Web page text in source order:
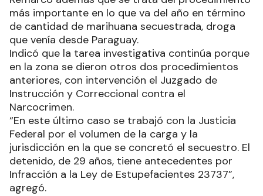
más importante en lo que va del año en término
de cantidad de marihuana secuestrada, droga
que venía desde Paraguay.
Indicó que la tarea investigativa continúa porque
en la zona se dieron otros dos procedimientos
anteriores, con intervención el Juzgado de
Instrucción y Correccional contra el
Narcocrimen.
“En este último caso se trabajó con la Justicia
Federal por el volumen de la carga y la
jurisdicción en la que se concretó el secuestro. El
detenido, de 29 años, tiene antecedentes por
Infracción a la Ley de Estupefacientes 23737”,
agregó.